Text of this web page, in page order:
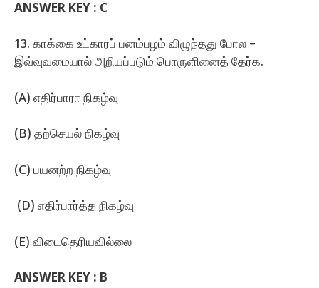
ANSWER KEY : C
13. காக்கை உட்காரப்‌ பனம்பழம்‌ விழுந்தது போல –
இவ்வுவமையால்‌ அறியப்படும்‌ பொருளினைத்‌ தேர்க.
(A) எதிர்பாரா நிகழ்வு
(B) தற்செயல் நிகழ்வு
(C) பயனற்ற நிகழ்வு
(D) எதிர்பார்த்த நிகழ்வு
(E) விடைதெரியவில்லை
ANSWER KEY : B